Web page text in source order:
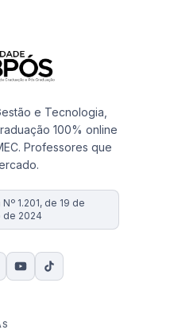
e Tecnologia,
100% online
Professores que
1.201, de 19 de
de 2024